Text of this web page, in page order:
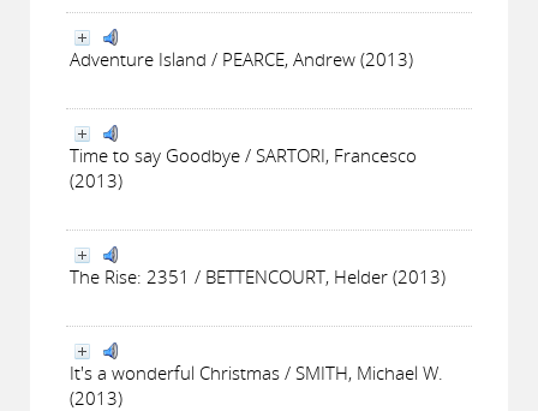
Adventure Island / PEARCE, Andrew (2013)
Time to say Goodbye / SARTORI, Francesco
(2013)
The Rise: 2351 / BETTENCOURT, Helder (2013)
It's a wonderful Christmas / SMITH, Michael W.
(2013)